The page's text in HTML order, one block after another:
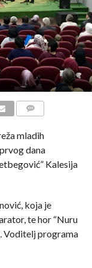
mladih
dana
Kalesija
koja je
te hor “Nuru
Voditelj programa